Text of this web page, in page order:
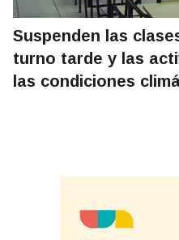
Suspenden las
turno tarde y las
las condiciones